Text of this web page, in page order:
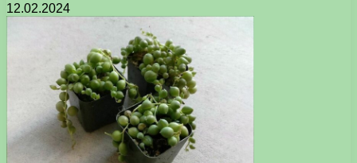
12.02.2024